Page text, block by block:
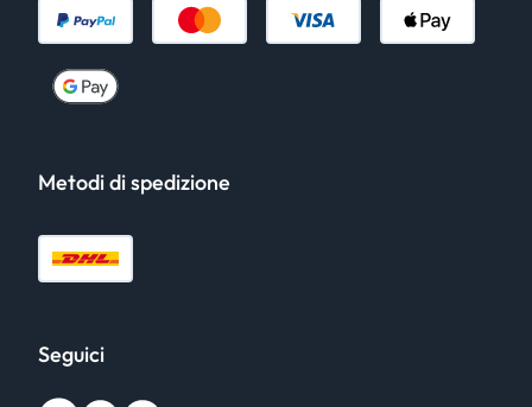
Metodi di spedizione
Seguici